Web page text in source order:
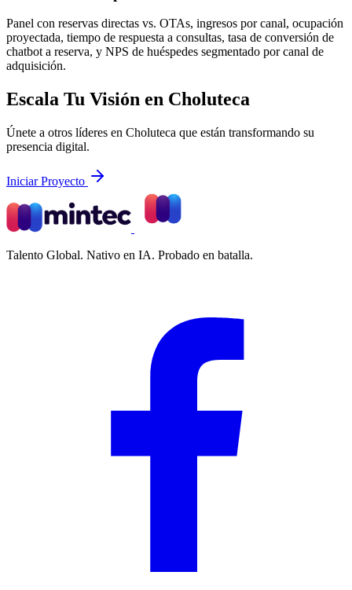
Panel con reservas directas vs. OTAs, ingresos por canal, ocupación
proyectada, tiempo de respuesta a consultas, tasa de conversión de
chatbot a reserva, y NPS de huéspedes segmentado por canal de
adquisición.
Escala Tu Visión en Choluteca
Únete a otros líderes en Choluteca que están transformando su
presencia digital.
Iniciar Proyecto
Talento Global. Nativo en IA. Probado en batalla.